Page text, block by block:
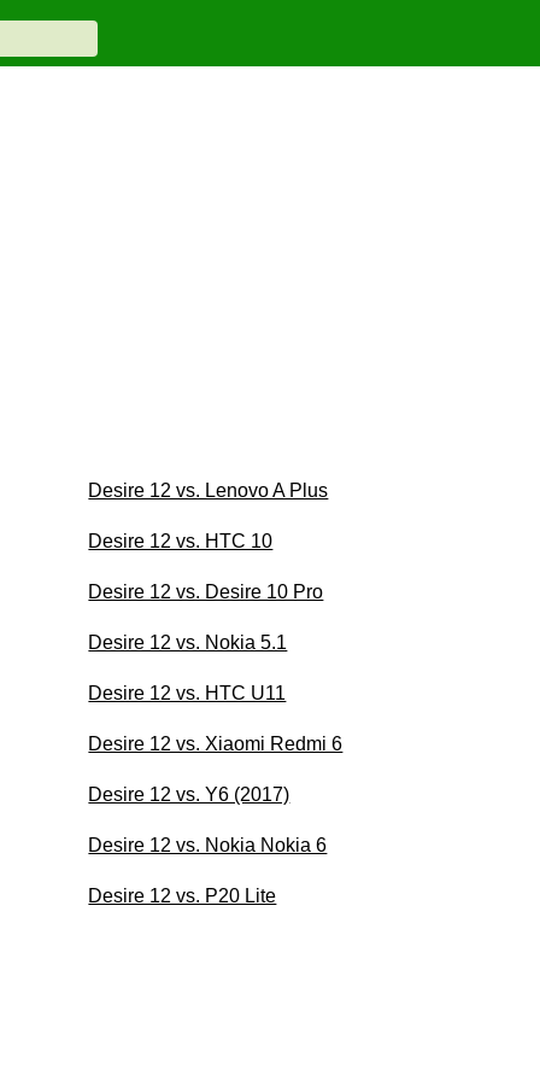
Desire 12 vs. Lenovo A Plus
Desire 12 vs. HTC 10
Desire 12 vs. Desire 10 Pro
Desire 12 vs. Nokia 5.1
Desire 12 vs. HTC U11
Desire 12 vs. Xiaomi Redmi 6
Desire 12 vs. Y6 (2017)
Desire 12 vs. Nokia Nokia 6
Desire 12 vs. P20 Lite